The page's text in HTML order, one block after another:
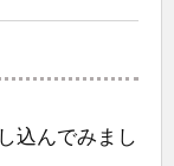
込んでみまし